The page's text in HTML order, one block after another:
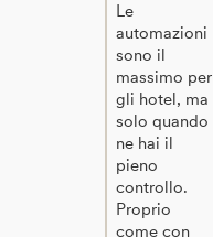
Le
automazioni
sono il
massimo per
gli hotel, ma
solo quando
ne hai il
pieno
controllo.
Proprio
come con